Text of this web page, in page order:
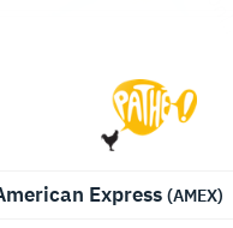
Express (AMEX)